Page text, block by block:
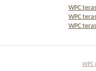
WPC
WPC
WPC
WPC